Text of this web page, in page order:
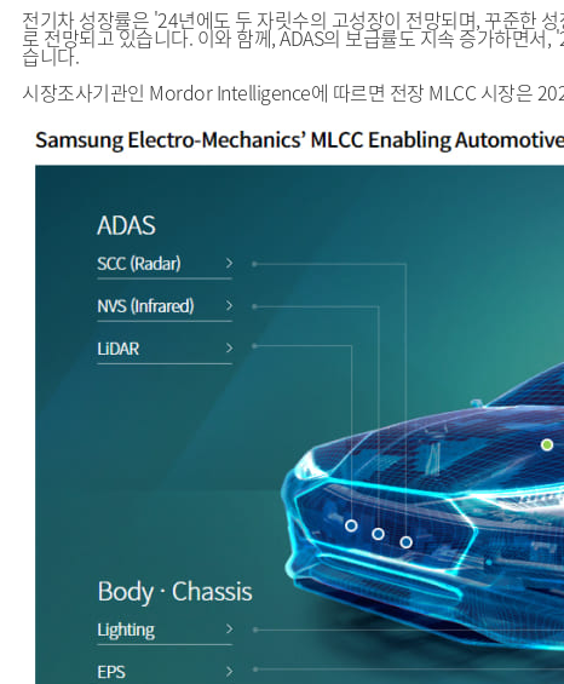
전기차 성장률은 '24년에도 두 자릿수의 고성장이 전망되며, 꾸준한
로 전망되고 있습니다. 이와 함께, ADAS의 보급률도 지속 증가하면
습니다.
시장조사기관인 Mordor Intelligence에 따르면 전장 MLCC 시장은